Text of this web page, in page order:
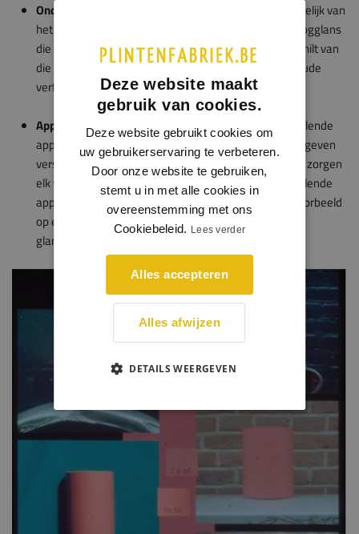
Ondergrond:
de kleur- en glansbeleving is ook afhankelijk van
het type ondergrond. De glansindruk van een laag hoogglans
die is aangebracht over diverse grondverflagen verschilt van
die van een laag hoogglans die is aangebracht over oude
verflagen.
Applicatiemethode en ondergrondstructuur:
verschillende
applicatiemethodes, zoals spuiten, kwasten of rollen, geven
verschillende oppervlaktestructuren. Deze structuren zorgen
elk voor hun eigen glansbeleving. Wanneer er verschillende
applicatiemethodes naast elkaar zijn toegepast, bijvoorbeeld
op een deur en een kozijn, kan een andere kleur- en
glansbeleving van hetzelfde product ontstaan.
Deze website maakt
gebruik van cookies.
Deze website gebruikt cookies om
uw gebruikerservaring te verbeteren.
Door onze website te gebruiken,
stemt u in met alle cookies in
overeenstemming met ons
Cookiebeleid. Lees verder
Alles accepteren
Alles afwijzen
DETAILS WEERGEVEN